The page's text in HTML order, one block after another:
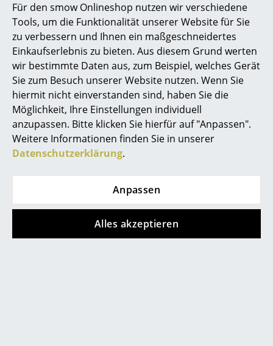
Für den smow Onlineshop nutzen wir verschiedene
Tools, um die Funktionalität unserer Website für Sie
zu verbessern und Ihnen ein maßgeschneidertes
Einkaufserlebnis zu bieten. Aus diesem Grund werten
wir bestimmte Daten aus, zum Beispiel, welches Gerät
Sie zum Besuch unserer Website nutzen. Wenn Sie
hiermit nicht einverstanden sind, haben Sie die
Möglichkeit, Ihre Einstellungen individuell
anzupassen. Bitte klicken Sie hierfür auf "Anpassen".
Weitere Informationen finden Sie in unserer
Datenschutzerklärung.
Anpassen
Alles akzeptieren
Bodenleuchten
Wandleuchten
Outdoor-Leuchten
Akkuleuchten
... alle Leuchten
Betten
Stapelbetten
Kinderbetten
service@smow.ch